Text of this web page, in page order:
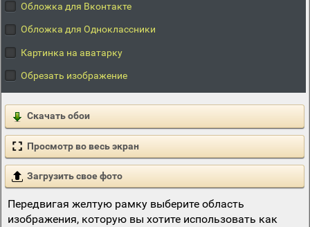
Обложка для Вконтакте
Обложка для Одноклассники
Картинка на аватарку
Обрезать изображение
Скачать обои
Просмотр во весь экран
Загрузить свое фото
Передвигая желтую рамку выберите область
изображения, которую вы хотите использовать как